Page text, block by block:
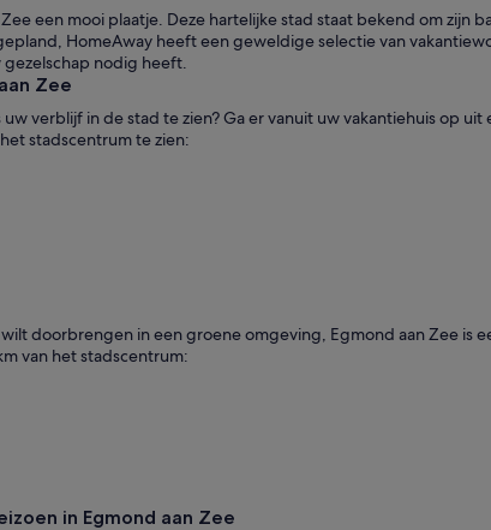
een mooi plaatje. Deze hartelijke stad staat bekend om zijn
HomeAway heeft een geweldige selectie van
nodig heeft.
Zee
verblijf in de stad te zien? Ga er vanuit uw vakantiehuis op
stadscentrum te zien:
doorbrengen in een groene omgeving, Egmond aan Zee is
van het stadscentrum:
in Egmond aan Zee